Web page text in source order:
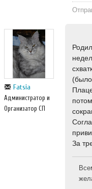
Fatsia
Администратор и
Организатор СП
За